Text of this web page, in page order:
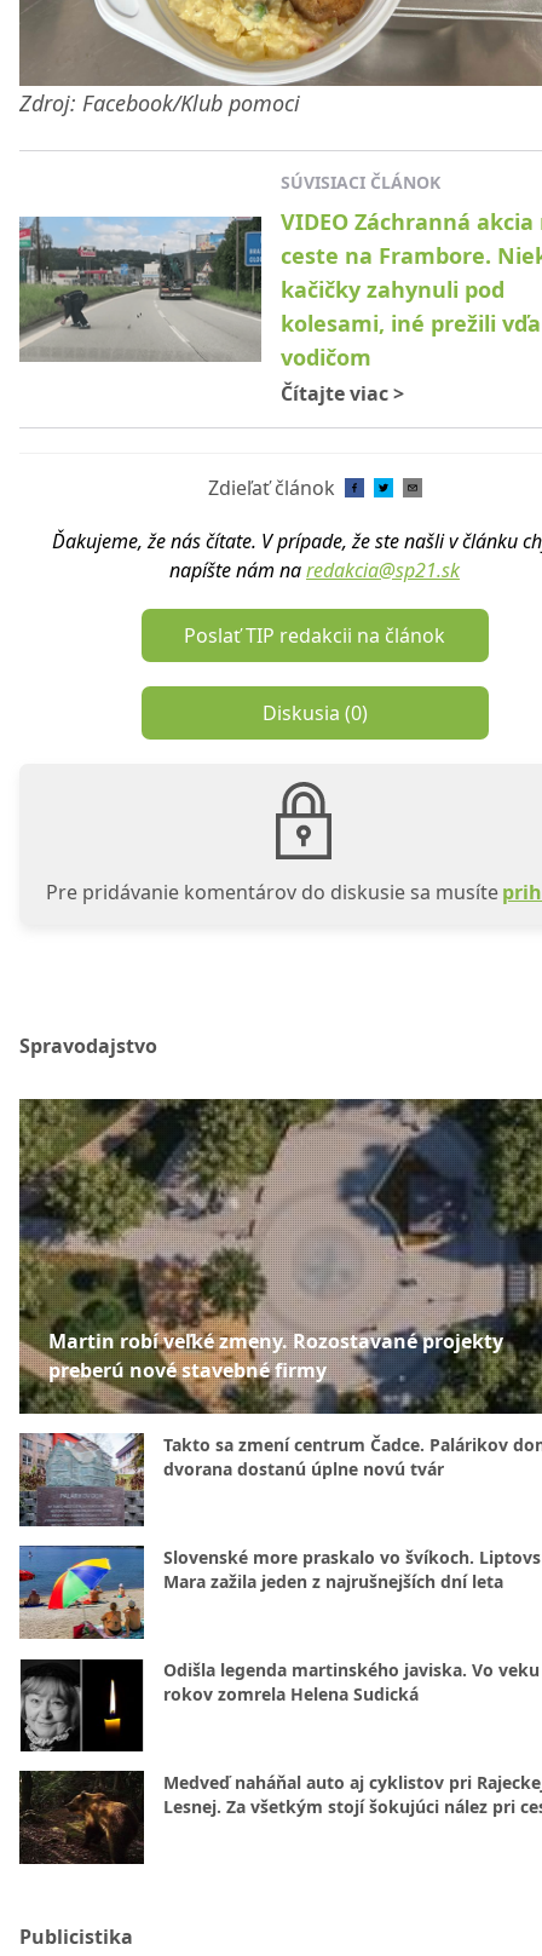
Zdroj: Facebook/Klub pomoci
SÚVISIACI ČLÁNOK
VIDEO Záchranná akcia
ceste na Frambore.
kačičky zahynuli pod
kolesami, iné prežili
vodičom
Čítajte viac>
Zdieľať článok
Ďakujeme, že nás čítate. V prípade, že ste našli v článku
napíšte nám naredakcia@sp21.sk
Poslať TIP redakcii na článok
Diskusia (0)
Pre pridávanie komentárov do diskusie sa musíte
Spravodajstvo
Martin robí veľké zmeny. Rozostavané projekty
preberú nové stavebné firmy
Takto sa zmení centrum Čadce. Palárikov
dvorana dostanú úplne novú tvár
Slovenské more praskalo vo švíkoch.
Mara zažila jeden z najrušnejších dní leta
Odišla legenda martinského javiska. Vo veku
rokov zomrela Helena Sudická
Medveď naháňal auto aj cyklistov pri
Lesnej. Za všetkým stojí šokujúci nález pri
Publicistika